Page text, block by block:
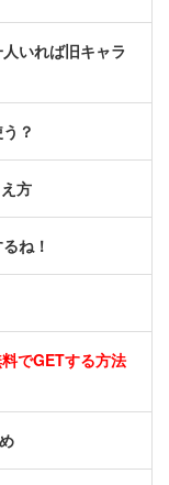
いれば旧キャラ
？
方
ね！
でGETする方法